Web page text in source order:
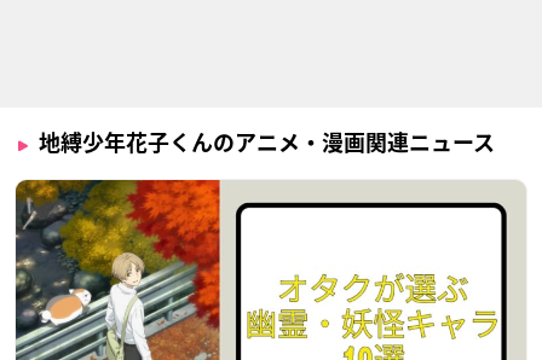
地縛少年花子くんのアニメ・漫画関連ニュース